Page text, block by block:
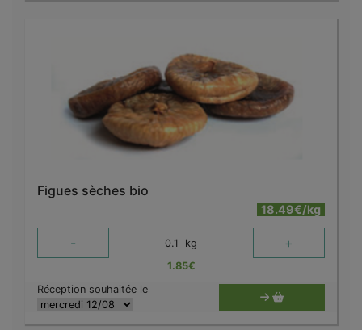
Figues sèches bio
18.49€/kg
- 0.1 kg +
1.85€
Réception souhaitée le